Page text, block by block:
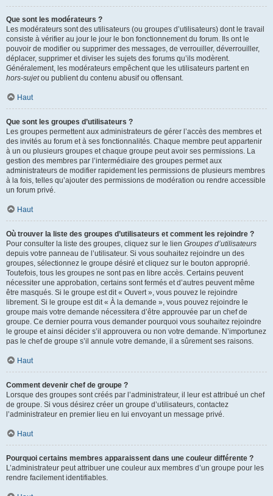
Que sont les modérateurs ?
Les modérateurs sont des utilisateurs (ou groupes d’utilisateurs) dont le travail
consiste à vérifier au jour le jour le bon fonctionnement du forum. Ils ont le
pouvoir de modifier ou supprimer des messages, de verrouiller, déverrouiller,
déplacer, supprimer et diviser les sujets des forums qu’ils modèrent.
Généralement, les modérateurs empêchent que les utilisateurs partent en
hors-sujetou publient du contenu abusif ou offensant.
Haut
Que sont les groupes d’utilisateurs ?
Les groupes permettent aux administrateurs de gérer l’accès des membres et
des invités au forum et à ses fonctionnalités. Chaque membre peut appartenir
à un ou plusieurs groupes et chaque groupe peut avoir ses permissions. La
gestion des membres par l’intermédiaire des groupes permet aux
administrateurs de modifier rapidement les permissions de plusieurs membres
à la fois, telles qu’ajouter des permissions de modération ou rendre accessible
un forum privé.
Haut
Où trouver la liste des groupes d’utilisateurs et comment les rejoindre ?
Pour consulter la liste des groupes, cliquez sur le lien Groupes d’utilisateurs
depuis votre panneau de l’utilisateur. Si vous souhaitez rejoindre un des
groupes, sélectionnez le groupe désiré et cliquez sur le bouton approprié.
Toutefois, tous les groupes ne sont pas en libre accès. Certains peuvent
nécessiter une approbation, certains sont fermés et d’autres peuvent même
être masqués. Si le groupe est dit « Ouvert », vous pouvez le rejoindre
librement. Si le groupe est dit « À la demande », vous pouvez rejoindre le
groupe mais votre demande nécessitera d’être approuvée par un chef de
groupe. Ce dernier pourra vous demander pourquoi vous souhaitez rejoindre
le groupe et ainsi décider s’il approuvera ou non votre demande. N’importunez
pas le chef de groupe s’il annule votre demande, il a sûrement ses raisons.
Haut
Comment devenir chef de groupe ?
Lorsque des groupes sont créés par l’administrateur, il leur est attribué un chef
de groupe. Si vous désirez créer un groupe d’utilisateurs, contactez
l’administrateur en premier lieu en lui envoyant un message privé.
Haut
Pourquoi certains membres apparaissent dans une couleur différente ?
L’administrateur peut attribuer une couleur aux membres d’un groupe pour les
rendre facilement identifiables.